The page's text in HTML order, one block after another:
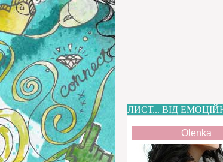
ЛИСТ... ВІД
Olenka